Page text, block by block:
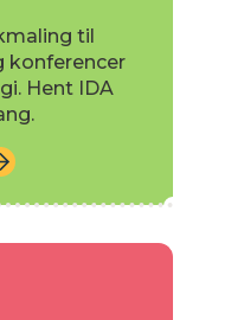
til
konferencer
Hent IDA